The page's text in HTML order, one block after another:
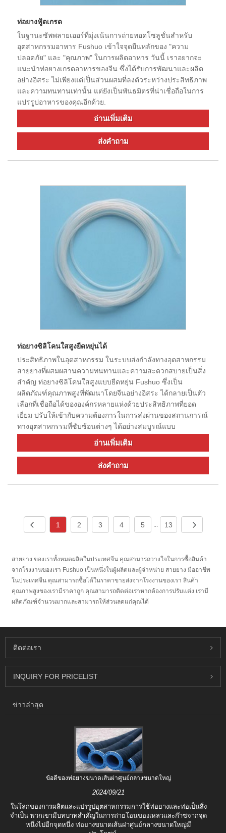
ท่อยางฟู้ดเกรด
ในฐานะซัพพลายเออร์ที่มุ่งเน้นการถ่ายทอดโซลูชั่นสำหรับ
อุตสาหกรรมอาหาร Fushuo เข้าใจจุดยืนหลักของ "ความ
ปลอดภัย" และ "คุณภาพ" ในการผลิตอาหาร วันนี้ เราอยากจะ
แนะนำท่อยางเกรดอาหารของจีน ซึ่งได้รับการพัฒนาและผลิต
อย่างอิสระ ไม่เพียงแต่เป็นส่วนผสมที่ลงตัวระหว่างประสิทธิภาพ
และความทนทานเท่านั้น แต่ยังเป็นพันธมิตรที่น่าเชื่อถือในการ
แปรรูปอาหารของคุณ​อีกด้วย​.​
อ่านเพิ่มเติม
ส่งคำถาม
ท่อยางซิลิโคนใสสูงยืดหยุ่นได้
ประสิทธิภาพในอุตสาหกรรม ในระบบส่งกำลังทางอุตสาหกรรม
สายยางที่ผสมผสานความทนทานและความสะดวกสบายเป็นสิ่ง
สำคัญ ท่อยางซิลิโคนใสสูงแบบยืดหยุ่น Fushuo ซึ่งเป็น
ผลิตภัณฑ์คุณภาพสูงที่พัฒนาโดยจีนอย่างอิสระ ได้กลายเป็นตัว
เลือกที่เชื่อถือได้ขององค์กรหลายแห่งด้วยประสิทธิภาพที่ยอด
เยี่ยม ปรับให้เข้ากับความต้องการในการส่งผ่านของสถานการณ์
ทางอุตสาหกรรมที่ซับซ้อนต่างๆ ได้อย่างสมบูรณ์แบบ
อ่านเพิ่มเติม
ส่งคำถาม
1 2 3 4 5 ... 13
สายยาง ของเราทั้งหมดผลิตในประเทศจีน คุณสามารถวางใจในการซื้อสินค้า
จากโรงงานของเรา Fushuo เป็นหนึ่งในผู้ผลิตและผู้จำหน่าย สายยาง มืออาชีพ
ในประเทศจีน คุณสามารถซื้อได้ในราคาขายส่งจากโรงงานของเรา สินค้า
คุณภาพสูงของเรามีราคาถูก คุณสามารถติดต่อเราหากต้องการปรับแต่ง เรามี
ผลิตภัณฑ์จำนวนมากและสามารถให้ส่วนลดแก่คุณได้
ติดต่อเรา
INQUIRY FOR PRICELIST
ข่าวล่าสุด
ข้อดีของท่อยางขนาดเส้นผ่าศูนย์กลางขนาดใหญ่
2024/09/21
ในโลกของการผลิตและแปรรูปอุตสาหกรรมการใช้ท่อยางและท่อเป็นสิ่ง
จำเป็น พวกเขามีบทบาทสำคัญในการถ่ายโอนของเหลวและก๊าซจากจุด
หนึ่งไปอีกจุดหนึ่ง ท่อยางขนาดเส้นผ่าศูนย์กลางขนาดใหญ่มี